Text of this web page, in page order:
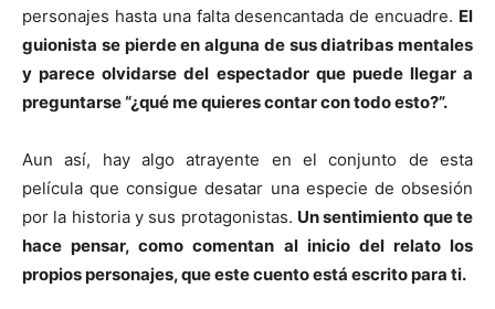
personajes hasta una falta desencantada de encuadre. El
guionista se pierde en alguna de sus diatribas mentales
y parece olvidarse del espectador que puede llegar a
preguntarse “¿qué me quieres contar con todo esto?”.
Aun así, hay algo atrayente en el conjunto de esta
película que consigue desatar una especie de obsesión
por la historia y sus protagonistas. Un sentimiento que te
hace pensar, como comentan al inicio del relato los
propios personajes, que este cuento está escrito para ti.